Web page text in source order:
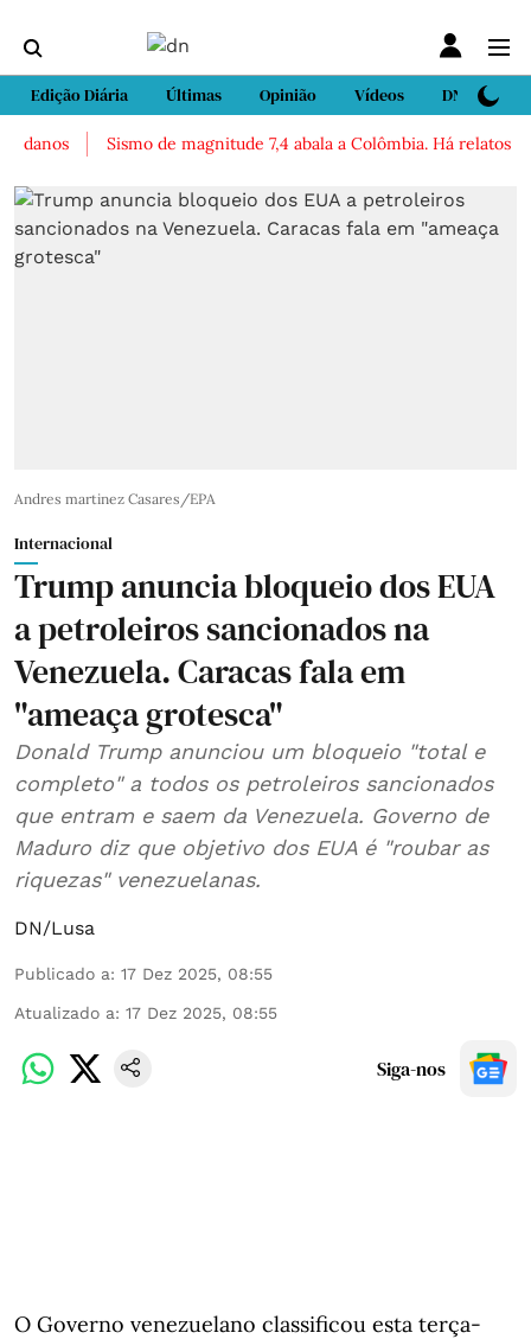
Edição Diária Últimas Opinião Vídeos DN Sport
Sismo de magnitude 7,4 abala a Colômbia. Há relatos de
Andres martinez Casares/EPA
Internacional
Trump anuncia bloqueio dos EUA
a petroleiros sancionados na
Venezuela. Caracas fala em
"ameaça grotesca"
Donald Trump anunciou um bloqueio "total e
completo" a todos os petroleiros sancionados
que entram e saem da Venezuela. Governo de
Maduro diz que objetivo dos EUA é "roubar as
riquezas" venezuelanas.
DN/Lusa
Publicado a: 17 Dez 2025, 08:55
Atualizado a: 17 Dez 2025, 08:55
Siga-nos
O Governo venezuelano classificou esta terça-